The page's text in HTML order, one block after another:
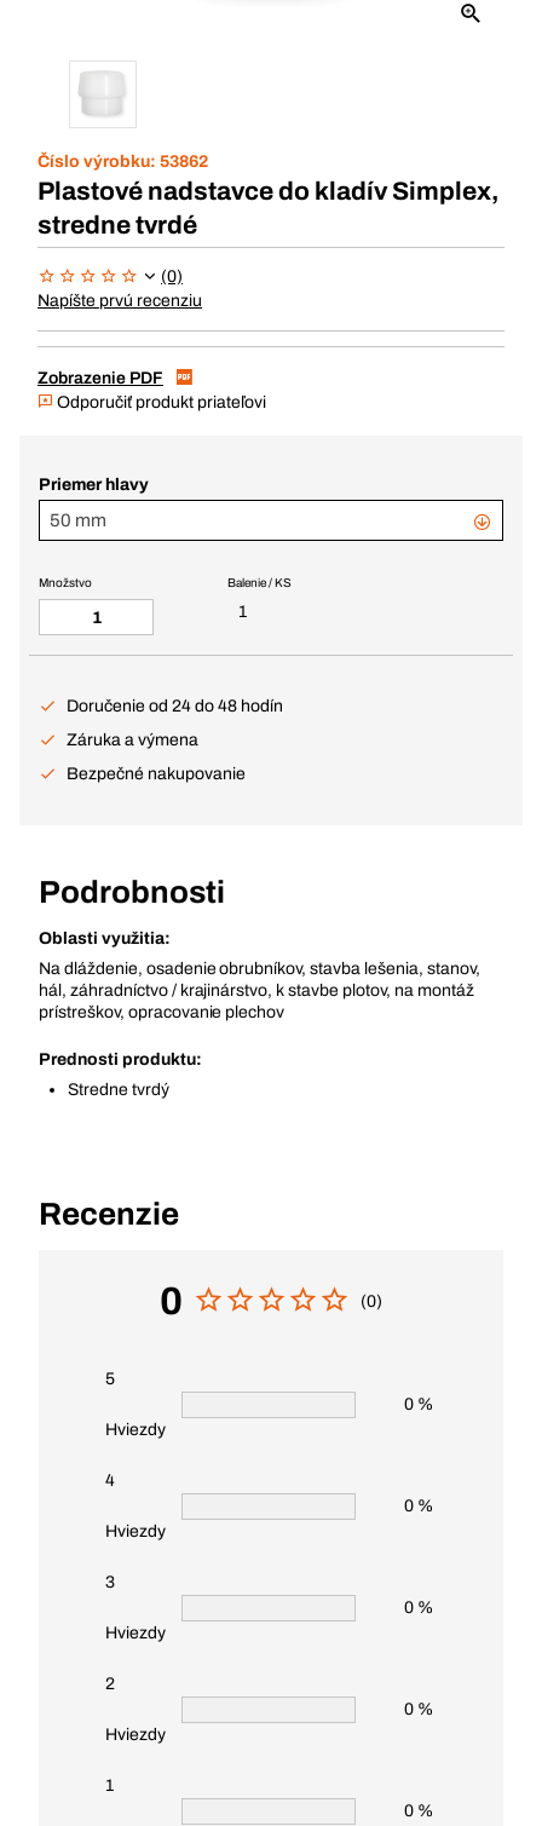
Číslo výrobku: 53862
Plastové nadstavce do kladív Simplex,
stredne tvrdé
(0)
Napíšte prvú recenziu
Zobrazenie PDF
Odporučiť produkt priateľovi
Priemer hlavy
50 mm
Balenie / KS
1
Množstvo
Doručenie od 24 do 48 hodín
Záruka a výmena
Bezpečné nakupovanie
Podrobnosti
Oblasti využitia:
Na dláždenie, osadenie obrubníkov, stavba lešenia, stanov,
hál, záhradníctvo / krajinárstvo, k stavbe plotov, na montáž
prístreškov, opracovanie plechov
Prednosti produktu:
Stredne tvrdý
Recenzie
0 (0)
5
Hviezdy
0 %
4
Hviezdy
0 %
3
Hviezdy
0 %
2
Hviezdy
0 %
1
0 %